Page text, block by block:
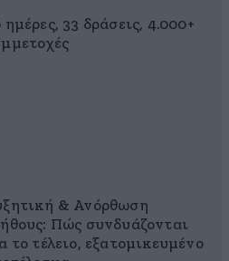
ημέρες, 33 δράσεις, 4.000+
& Ανόρθωση
Πώς συνδυάζονται
το τέλειο, εξατομικευμένο